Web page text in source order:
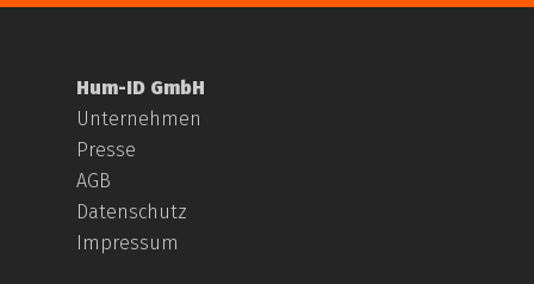
Hum-ID GmbH
Unternehmen
Presse
AGB
Datenschutz
Impressum